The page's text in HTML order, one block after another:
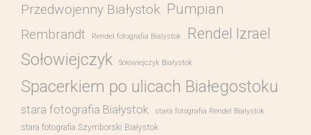
Przedwojenny Białystok Pumpian
Rembrandt Rendel fotografia Bialystok Rendel Izrael
Sołowiejczyk Sołowiejczyk Białystok
Spacerkiem po ulicach Białegostoku
stara fotografia Białystok stara fotografia Rendel Białystok
stara fotografia Szymborski Białystok